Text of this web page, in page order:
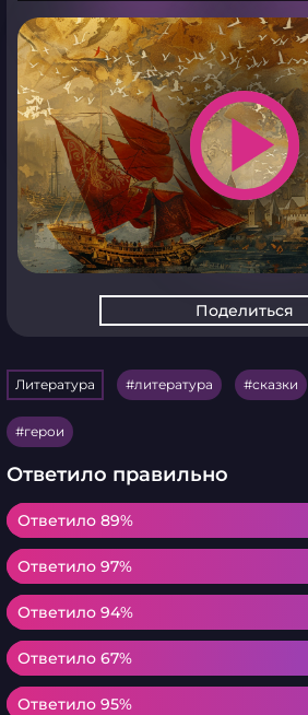
play_arrow
Поделиться
Литература литература сказки
герои
Ответило правильно
Ответило 89%
Ответило 89%
Ответило 97%
Ответило 97%
Ответило 94%
Ответило 94%
Ответило 67%
Ответило 67%
Ответило 95%
Ответило 95%